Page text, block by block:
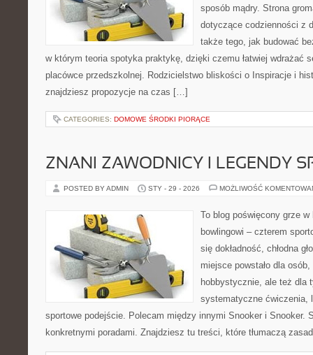
sposób mądry. Strona
dotyczące codzienności z
także tego, jak budować
w którym teoria spotyka praktykę, dzięki czemu łatwiej wdrażać
placówce przedszkolnej. Rodzicielstwo bliskości o Inspiracje i
znajdziesz propozycje na czas […]
CATEGORIES: DOMOWE ŚRODKI PIORĄCE
ZNANI ZAWODNICY I LEGENDY
POSTED BY ADMIN STY - 29 - 2026 MOŻLIWOŚĆ
To blog poświęcony grze
bowlingowi – czterem
się dokładność, chłodna
miejsce powstało dla
hobbystycznie, ale też dla
systematyczne ćwiczenia,
sportowe podejście. Polecam między innymi Snooker i Snooker.
konkretnymi poradami. Znajdziesz tu treści, które tłumaczą